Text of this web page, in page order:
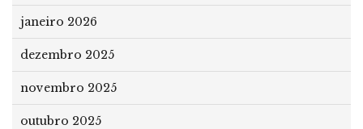
janeiro 2026
dezembro 2025
novembro 2025
outubro 2025